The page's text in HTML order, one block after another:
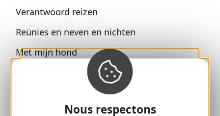
Nous respectons
Verantwoord reizen
Reünies en neven en nichten
Met mijn hond
Alle vakantie-ideeën
Espace Pro